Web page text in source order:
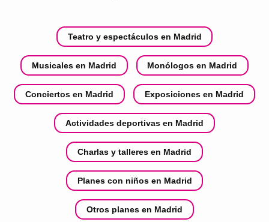
Teatro y espectáculos en Madrid
Musicales en Madrid Monólogos en Madrid
Conciertos en Madrid Exposiciones en Madrid
Actividades deportivas en Madrid
Charlas y talleres en Madrid
Planes con niños en Madrid
Otros planes en Madrid